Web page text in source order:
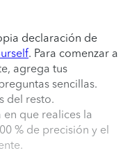
declaración de
. Para comenzar a
agrega tus
sencillas.
del resto.
que realices la
% de precisión y el